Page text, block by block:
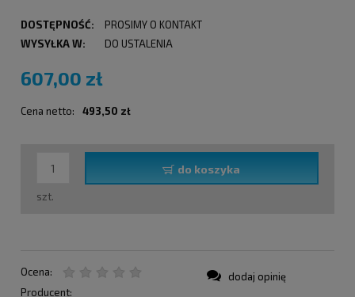
DOSTĘPNOŚĆ:
PROSIMY O KONTAKT
WYSYŁKA W:
DO USTALENIA
607,00 zł
Cena netto: 493,50 zł
szt.
do koszyka
Ocena:
Producent:
dodaj opinię